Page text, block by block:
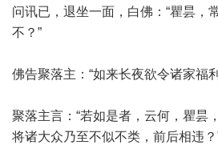
问讯已，退坐一面，白佛：“瞿昙，
不？”
佛告聚落主：“如来长夜欲令诸家福
聚落主言：“若如是者，云何，瞿昙
将诸大众乃至不似不类，前后相违？